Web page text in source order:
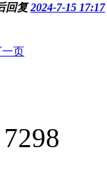
回复2024-7-15 17:17
一页
7298